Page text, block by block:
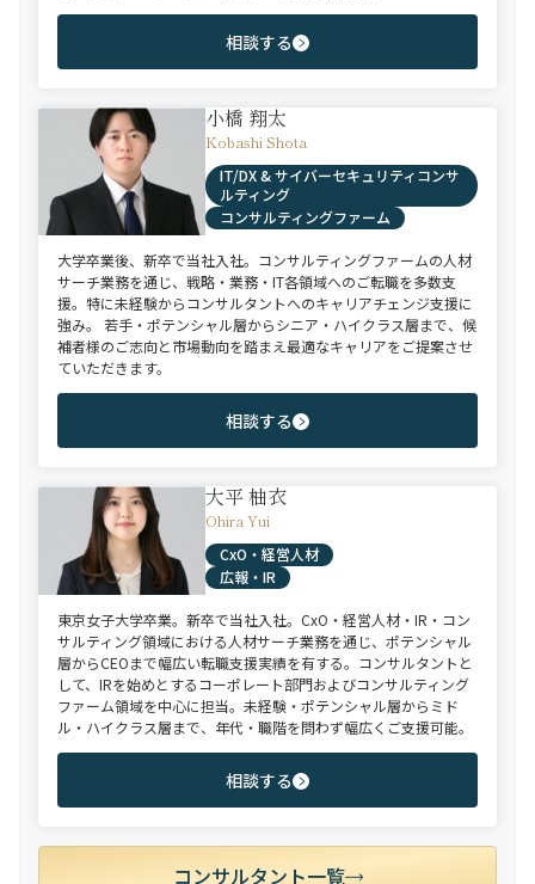
相談する
小橋 翔太
Kobashi Shota
IT/DX & サイバーセキュリティコンサ
ルティング
コンサルティングファーム
大学卒業後、新卒で当社入社。コンサルティングファームの人材
サーチ業務を通じ、戦略・業務・IT各領域へのご転職を多数支
援。特に未経験からコンサルタントへのキャリアチェンジ支援に
強み。 若手・ポテンシャル層からシニア・ハイクラス層まで、候
補者様のご志向と市場動向を踏まえ最適なキャリアをご提案させ
ていただきます。
相談する
大平 柚衣
Ohira Yui
CxO・経営人材
広報・IR
東京女子大学卒業。新卒で当社入社。CxO・経営人材・IR・コン
サルティング領域における人材サーチ業務を通じ、ポテンシャル
層からCEOまで幅広い転職支援実績を有する。コンサルタントと
して、IRを始めとするコーポレート部門およびコンサルティング
ファーム領域を中心に担当。未経験・ポテンシャル層からミド
ル・ハイクラス層まで、年代・職階を問わず幅広くご支援可能。
相談する
コンサルタント一覧